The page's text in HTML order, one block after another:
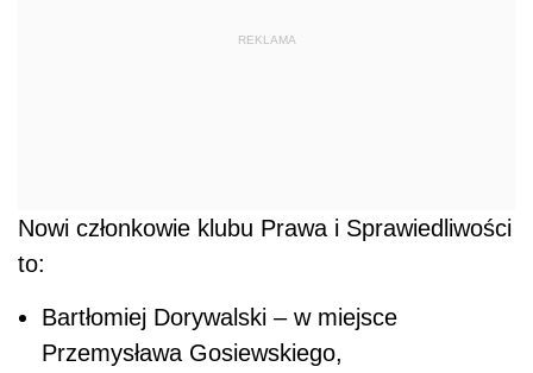
REKLAMA
Nowi członkowie klubu Prawa i Sprawiedliwości
to:
Bartłomiej Dorywalski – w miejsce
Przemysława Gosiewskiego,